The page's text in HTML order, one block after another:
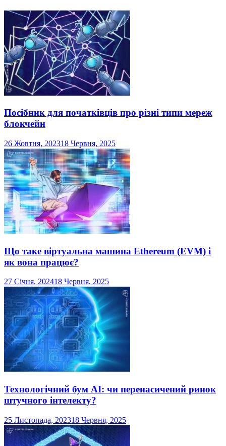
Посібник для початківців про різні типи мереж
блокчейн
26 Жовтня, 202318 Червня, 2025
Що таке віртуальна машина Ethereum (EVM) і
як вона працює?
27 Січня, 202418 Червня, 2025
Технологічний бум AI: чи перенасичений ринок
штучного інтелекту?
25 Листопада, 202318 Червня, 2025